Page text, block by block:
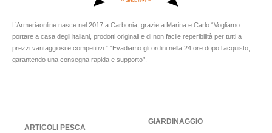
L’Armeriaonline nasce nel 2017 a Carbonia, grazie a Marina e Carlo “Vogliamo
portare a casa degli italiani, prodotti originali e di non facile reperibilità per tutti a
prezzi vantaggiosi e competitivi.” “Evadiamo gli ordini nella 24 ore dopo l’acquisto,
garantendo una consegna rapida e supporto”.
ARTICOLI PESCA
GIARDINAGGIO